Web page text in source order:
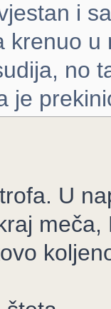
i
krenuo u
no
je
U
meča,